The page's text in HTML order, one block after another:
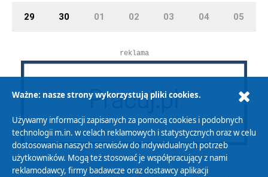
29 30 01 02 03 04 05
reklama
Ważne: nasze strony wykorzystują pliki cookies.
Używamy informacji zapisanych za pomocą cookies i podobnych
technologii m.in. w celach reklamowych i statystycznych oraz w celu
dostosowania naszych serwisów do indywidualnych potrzeb
użytkowników. Mogą też stosować je współpracujący z nami
reklamodawcy, firmy badawcze oraz dostawcy aplikacji